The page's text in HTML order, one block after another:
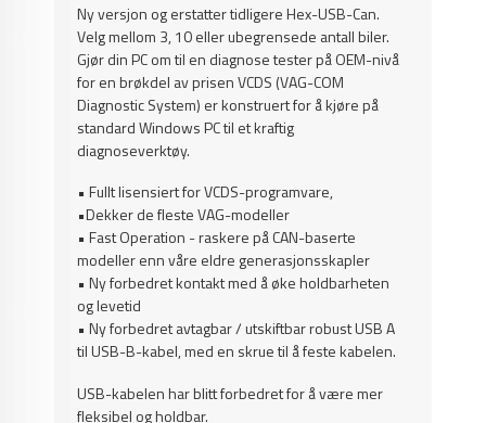
Ny versjon og erstatter tidligere Hex-USB-Can.
Velg mellom 3, 10 eller ubegrensede antall biler.
Gjør din PC om til en diagnose tester på OEM-nivå
for en brøkdel av prisen VCDS (VAG-COM
Diagnostic System) er konstruert for å kjøre på
standard Windows PC til et kraftig
diagnoseverktøy.
• Fullt lisensiert for VCDS-programvare,
•Dekker de fleste VAG-modeller
• Fast Operation - raskere på CAN-baserte
modeller enn våre eldre generasjonsskapler
• Ny forbedret kontakt med å øke holdbarheten
og levetid
• Ny forbedret avtagbar / utskiftbar robust USB A
til USB-B-kabel, med en skrue til å feste kabelen.
USB-kabelen har blitt forbedret for å være mer
fleksibel og holdbar.